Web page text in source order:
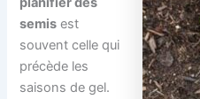
semis est
souvent celle qui
précède les
saisons de gel.